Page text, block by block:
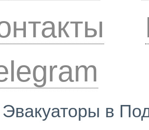
Эвакуаторы в